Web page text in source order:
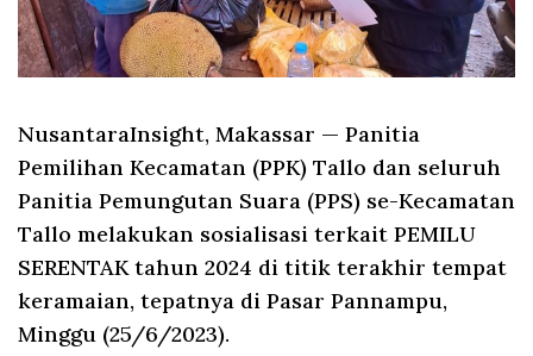
NusantaraInsight, Makassar — Panitia
Pemilihan Kecamatan (PPK) Tallo dan seluruh
Panitia Pemungutan Suara (PPS) se-Kecamatan
Tallo melakukan sosialisasi terkait PEMILU
SERENTAK tahun 2024 di titik terakhir tempat
keramaian, tepatnya di Pasar Pannampu,
Minggu (25/6/2023).